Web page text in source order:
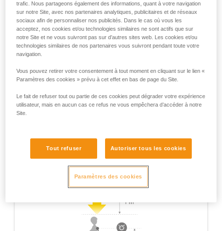
trafic. Nous partageons également des informations, quant à votre navigation
sur notre Site, avec nos partenaires analytiques, publicitaires et de réseaux
sociaux afin de personnaliser nos publicités. Dans le cas où vous les
acceptez, nos cookies et/ou technologies similaires ne sont actifs que sur
notre Site et ne vous suivront pas sur d’autres sites web. Les cookies et/ou
technologies similaires de nos partenaires vous suivront pendant toute votre
navigation.
Vous pouvez retirer votre consentement à tout moment en cliquant sur le lien «
Paramètres des cookies » prévu à cet effet en bas de page du Site.
Le fait de refuser tout ou partie de ces cookies peut dégrader votre expérience
utilisateur, mais en aucun cas ce refus ne vous empêchera d’accéder à notre
Site.
Tout refuser Autoriser tous les cookies
Paramètres des cookies